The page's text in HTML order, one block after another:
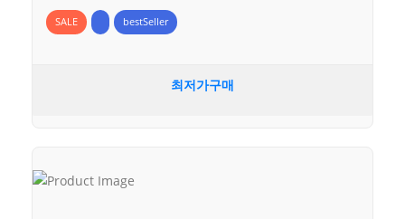
SALE bestSeller
최저가구매